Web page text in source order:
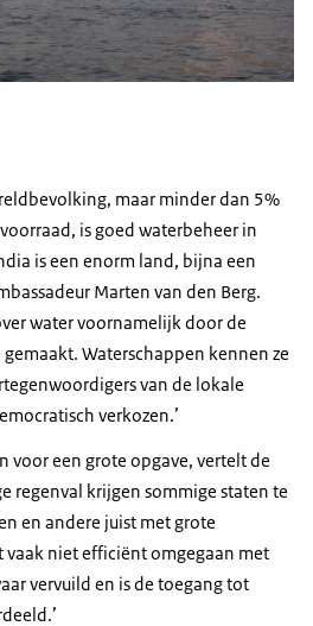
maar minder dan 5%
is goed waterbeheer in
is een enorm land, bijna een
Marten van den Berg.
water voornamelijk door de
Waterschappen kennen ze
van de lokale
verkozen.’
voor een grote opgave, vertelt de
regenval krijgen sommige staten te
en andere juist met grote
niet efficiënt omgegaan met
vervuild en is de toegang tot